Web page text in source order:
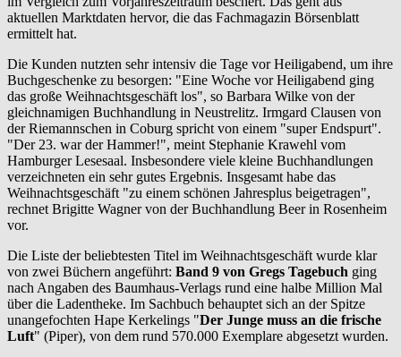
aktuellen Marktdaten hervor, die das Fachmagazin Börsenblatt
ermittelt hat.
Die Kunden nutzten sehr intensiv die Tage vor Heiligabend, um ihre
Buchgeschenke zu besorgen: "Eine Woche vor Heiligabend ging
das große Weihnachtsgeschäft los", so Barbara Wilke von der
gleichnamigen Buchhandlung in Neustrelitz. Irmgard Clausen von
der Riemannschen in Coburg spricht von einem "super Endspurt".
"Der 23. war der Hammer!", meint Stephanie Krawehl vom
Hamburger Lesesaal. Insbesondere viele kleine Buchhandlungen
verzeichneten ein sehr gutes Ergebnis. Insgesamt habe das
Weihnachtsgeschäft "zu einem schönen Jahresplus beigetragen",
rechnet Brigitte Wagner von der Buchhandlung Beer in Rosenheim
vor.
Die Liste der beliebtesten Titel im Weihnachtsgeschäft wurde klar
von zwei Büchern angeführt: Band 9 von Gregs Tagebuch ging
nach Angaben des Baumhaus-Verlags rund eine halbe Million Mal
über die Ladentheke. Im Sachbuch behauptet sich an der Spitze
unangefochten Hape Kerkelings "Der Junge muss an die frische
Luft" (Piper), von dem rund 570.000 Exemplare abgesetzt wurden.